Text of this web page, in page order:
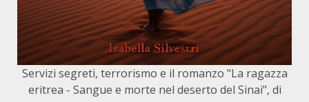
Servizi segreti, terrorismo e il romanzo "La ragazza
eritrea - Sangue e morte nel deserto del Sinai", di